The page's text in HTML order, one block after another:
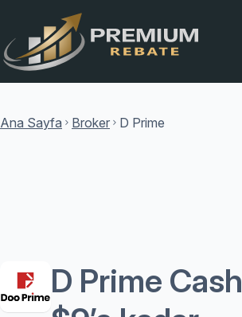
Ana Sayfa chevron_right Broker chevron_right D Prime
D Prime